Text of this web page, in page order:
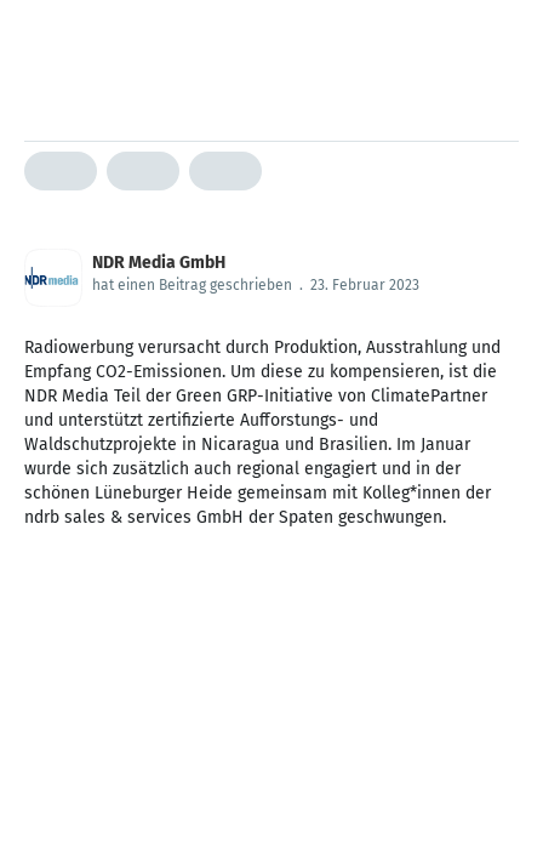
NDR Media GmbH
hat einen Beitrag geschrieben . 23. Februar 2023
Radiowerbung verursacht durch Produktion, Ausstrahlung und
Empfang CO2-Emissionen. Um diese zu kompensieren, ist die
NDR Media Teil der Green GRP-Initiative von ClimatePartner
und unterstützt zertifizierte Aufforstungs- und
Waldschutzprojekte in Nicaragua und Brasilien. Im Januar
wurde sich zusätzlich auch regional engagiert und in der
schönen Lüneburger Heide gemeinsam mit Kolleg*innen der
ndrb sales & services GmbH der Spaten geschwungen.